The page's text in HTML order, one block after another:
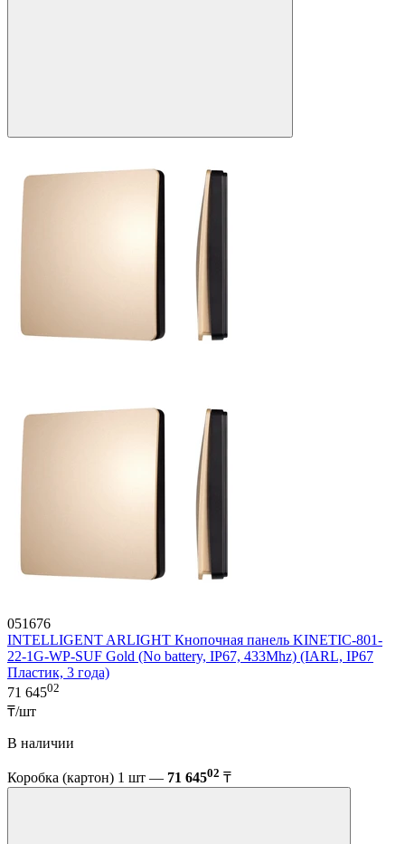
051676
INTELLIGENT ARLIGHT Кнопочная панель KINETIC-801-
22-1G-WP-SUF Gold (No battery, IP67, 433Mhz) (IARL, IP67
Пластик, 3 года)
71 64502
₸/шт
В наличии
Коробка (картон) 1 шт — 71 64502 ₸